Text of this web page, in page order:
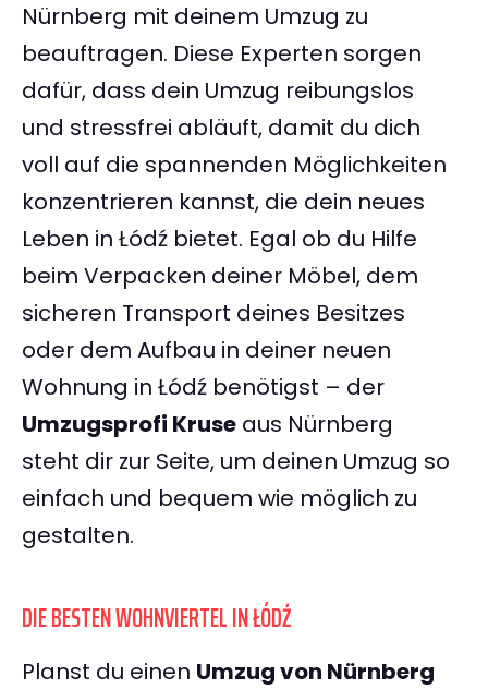
Nürnberg mit deinem Umzug zu
beauftragen. Diese Experten sorgen
dafür, dass dein Umzug reibungslos
und stressfrei abläuft, damit du dich
voll auf die spannenden Möglichkeiten
konzentrieren kannst, die dein neues
Leben in Łódź bietet. Egal ob du Hilfe
beim Verpacken deiner Möbel, dem
sicheren Transport deines Besitzes
oder dem Aufbau in deiner neuen
Wohnung in Łódź benötigst – der
Umzugsprofi Kruse aus Nürnberg
steht dir zur Seite, um deinen Umzug so
einfach und bequem wie möglich zu
gestalten.
DIE BESTEN WOHNVIERTEL IN ŁÓDŹ
Planst du einen Umzug von Nürnberg